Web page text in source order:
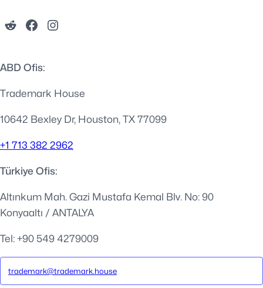
ABD Ofis:
Trademark House
10642 Bexley Dr, Houston, TX 77099
+1 713 382 2962
Türkiye Ofis:
Altınkum Mah. Gazi Mustafa Kemal Blv. No: 90
Konyaaltı / ANTALYA
Tel: +90 549 4279009
trademark@trademark.house